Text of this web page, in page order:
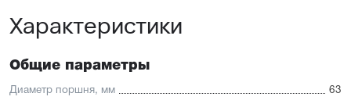
Характеристики
Общие параметры
Диаметр поршня, мм 63